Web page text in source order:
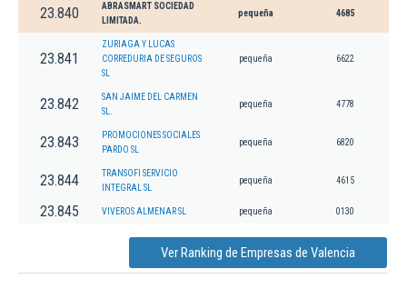
23.840
ABRASMART SOCIEDAD
LIMITADA.
pequeña 4685
23.841
ZURIAGA Y LUCAS
CORREDURIA DE SEGUROS
SL
pequeña 6622
23.842
SAN JAIME DEL CARMEN
SL.
pequeña 4778
23.843
PROMOCIONES SOCIALES
PARDO SL
pequeña 6820
23.844
TRANSOFI SERVICIO
INTEGRAL SL
pequeña 4615
23.845 VIVEROS ALMENAR SL pequeña 0130
Ver Ranking de Empresas de Valencia